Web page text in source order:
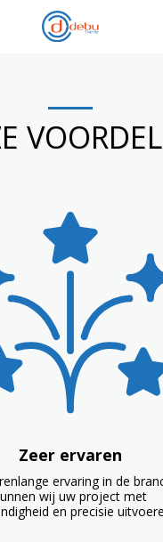
Zeer ervaren
ervaring in de
wij uw project met
en precisie